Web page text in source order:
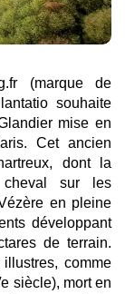
(marque de
souhaite
mise en
Cet ancien
dont la
sur les
en pleine
développant
de terrain.
comme
siècle), mort en